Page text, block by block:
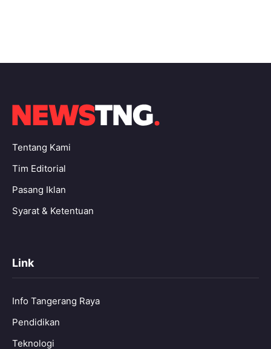
Tentang Kami
Tim Editorial
Pasang Iklan
Syarat & Ketentuan
Link
Info Tangerang Raya
Pendidikan
Teknologi